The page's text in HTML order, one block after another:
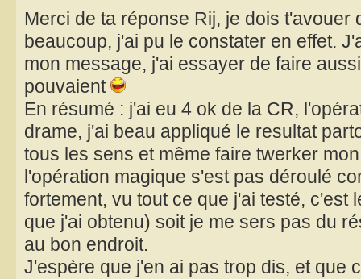
Merci de ta réponse Rij, je dois t'avouer
beaucoup, j'ai pu le constater en effet.
mon message, j'ai essayer de faire
pouvaient
En résumé : j'ai eu 4 ok de la CR,
drame, j'ai beau appliqué le resultat
tous les sens et même faire twerker
l'opération magique s'est pas déroulé
fortement, vu tout ce que j'ai testé, c'est
que j'ai obtenu) soit je me sers pas du
au bon endroit.
J'espère que j'en ai pas trop dis, et que